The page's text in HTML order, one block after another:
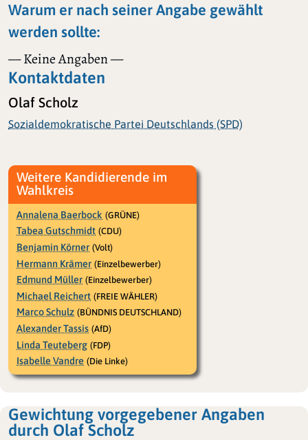
Warum er nach seiner Angabe gewählt
werden sollte:
— Keine Angaben —
Kontaktdaten
Olaf Scholz
Sozialdemokratische Partei Deutschlands (SPD)
Weitere Kandidierende im
Wahlkreis
Annalena Baerbock (GRÜNE)
Tabea Gutschmidt (CDU)
Benjamin Körner (Volt)
Hermann Krämer (Einzelbewerber)
Edmund Müller (Einzelbewerber)
Michael Reichert (FREIE WÄHLER)
Marco Schulz (BÜNDNIS DEUTSCHLAND)
Alexander Tassis (AfD)
Linda Teuteberg (FDP)
Isabelle Vandre (Die Linke)
Gewichtung vorgegebener Angaben
durch Olaf Scholz